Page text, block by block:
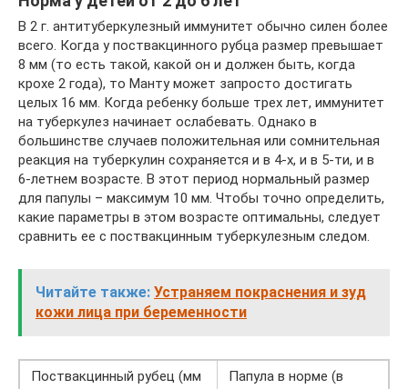
В 2 г. антитуберкулезный иммунитет обычно силен более
всего. Когда у поствакцинного рубца размер превышает
8 мм (то есть такой, какой он и должен быть, когда
крохе 2 года), то Манту может запросто достигать
целых 16 мм. Когда ребенку больше трех лет, иммунитет
на туберкулез начинает ослабевать. Однако в
большинстве случаев положительная или сомнительная
реакция на туберкулин сохраняется и в 4-х, и в 5-ти, и в
6-летнем возрасте. В этот период нормальный размер
для папулы – максимум 10 мм. Чтобы точно определить,
какие параметры в этом возрасте оптимальны, следует
сравнить ее с поствакцинным туберкулезным следом.
Читайте также: Устраняем покраснения и зуд
кожи лица при беременности
Поствакцинный рубец (мм
Папула в норме (в